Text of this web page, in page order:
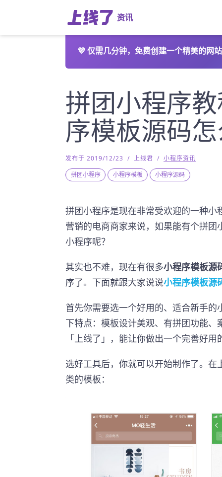
资讯
💜仅需几分钟，免费创建一个精美的网
拼团小程序
序模板源码
发布于 2019/12/23 / 上线君 / 小程序资讯
拼团小程序
小程序模板 小程序源码
拼团小程序是现在非常受欢迎的一种
营销的电商商家来说，如果能有个拼
小程序呢？
其实也不难，现在有很多小程序模板源
序了。下面就跟大家说说小程序模板源
首先你需要选一个好用的、适合新手
下特点：模板设计美观、有拼团功能
「上线了」，能让你做出一个完善好用
选好工具后，你就可以开始制作了。在
类的模板：